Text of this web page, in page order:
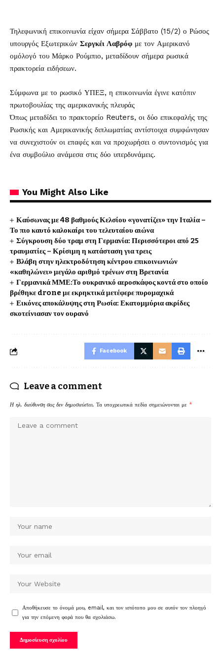
Τηλεφωνική επικοινωνία είχαν σήμερα Σάββατο (15/2) ο Ρώσος
υπουργός Εξωτερικών Σεργκέι Λαβρόφ με τον Αμερικανό
ομόλογό του Μάρκο Ρούμπιο, μεταδίδουν σήμερα ρωσικά
πρακτορεία ειδήσεων.
Σύμφωνα με το ρωσικό ΥΠΕΞ, η επικοινωνία έγινε κατόπιν
πρωτοβουλίας της αμερικανικής πλευράς
Όπως μεταδίδει το πρακτορείο Reuters, οι δύο επικεφαλής της
Ρωσικής και Αμερικανικής διπλωματίας αντίστοιχα συμφώνησαν
να συνεχιστούν οι επαφές και να προχωρήσει ο συντονισμός για
ένα συμβούλιο ανάμεσα στις δύο υπερδυνάμεις.
You Might Also Like
Καύσωνας με 48 βαθμούς Κελσίου «γονατίζει» την Ιταλία –
Το πιο καυτό καλοκαίρι του τελευταίου αιώνα
Σύγκρουση δύο τραμ στη Γερμανία: Περισσότεροι από 25
τραυματίες – Κρίσιμη η κατάσταση για τρεις
Βλάβη στην ηλεκτροδότηση κέντρου επικοινωνιών
«καθηλώνει» μεγάλο αριθμό τρένων στη Βρετανία
Γερμανικά ΜΜΕ:Το ουκρανικό αεροσκάφος κοντά στο οποίο
βρέθηκε drone με εκρηκτικά μετέφερε πυρομαχικά
Εικόνες αποκάλυψης στη Ρωσία: Εκατομμύρια ακρίδες
σκοτείνιασαν τον ουρανό
Facebook
Leave a comment
Η ηλ. διεύθυνση σας δεν δημοσιεύεται. Τα υποχρεωτικά πεδία σημειώνονται με *
Αποθήκευσε το όνομά μου, email, και τον ιστότοπο μου σε αυτόν τον πλοηγό
για την επόμενη φορά που θα σχολιάσω.